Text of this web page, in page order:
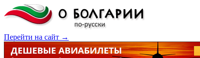
Перейти на сайт →